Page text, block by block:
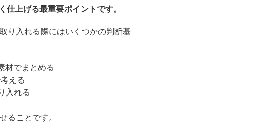
上げる最重要ポイントです。
り入れる際にはいくつかの判断基
材でまとめる
える
入れる
ることです。